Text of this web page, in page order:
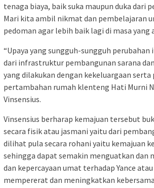
tenaga biaya, baik suka maupun duka dari
Mari kita ambil nikmat dan pembelajaran
pedoman agar lebih baik lagi di masa yang
“Upaya yang sungguh-sungguh
dari infrastruktur pembangunan sarana
yang dilakukan dengan kekeluargaan serta
pertambahan rumah klenteng Hati Murni
Vinsensius.
Vinsensius berharap kemajuan tersebut
secara fisik atau jasmani yaitu dari
dilihat pula secara rohani yaitu kemajuan
sehingga dapat semakin menguatkan dan
dan kepercayaan umat terhadap Yance
mempererat dan meningkatkan